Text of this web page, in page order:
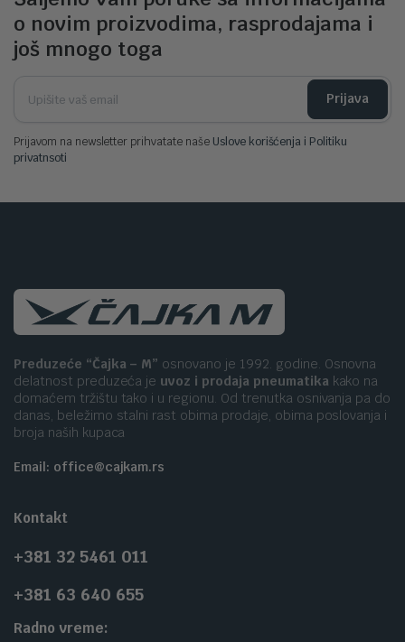
o novim proizvodima, rasprodajama i
još mnogo toga
Prijava
Prijavom na newsletter prihvatate naše Uslove korišćenja i Politiku
privatnsoti
Preduzeće “Čajka – M” osnovano je 1992. godine. Osnovna
delatnost preduzeća je uvoz i prodaja pneumatika kako na
domaćem tržištu tako i u regionu. Od trenutka osnivanja pa do
danas, beležimo stalni rast obima prodaje, obima poslovanja i
broja naših kupaca
Email: office@cajkam.rs
Kontakt
+381 32 5461 011
+381 63 640 655
Radno vreme: